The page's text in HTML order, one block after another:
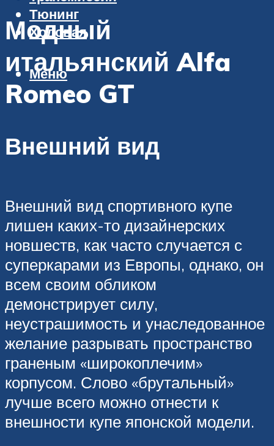
Тюнинг
Ходовая
Меню
Модный
итальянский Alfa
Romeo GT
Внешний вид
Внешний вид спортивного купе
лишен каких-то дизайнерских
новшеств, как часто случается с
суперкарами из Европы, однако, он
всем своим обликом
демонстрирует силу,
неустрашимость и унаследованное
желание разрывать пространство
граненым «широкоплечим»
корпусом. Слово «брутальный»
лучше всего можно отнести к
внешности купе японской модели.